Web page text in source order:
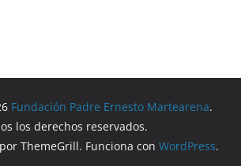
Fundación Padre Ernesto Martearena.
los derechos reservados.
ThemeGrill. Funciona con WordPress.